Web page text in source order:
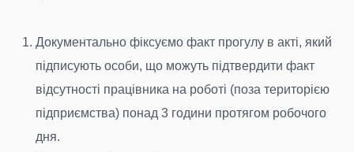
Документально фіксуємо факт прогулу в акті, який
підписують особи, що можуть підтвердити факт
відсутності працівника на роботі (поза територією
підприємства) понад 3 години протягом робочого
дня.